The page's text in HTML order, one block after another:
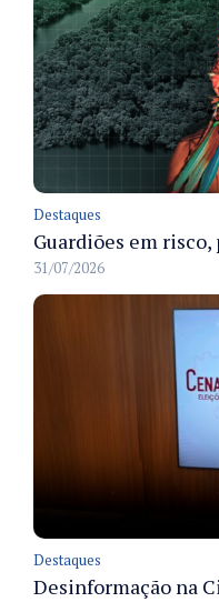
Destaques
Guardiões em
31/07/2026
Destaques
Desinformação na